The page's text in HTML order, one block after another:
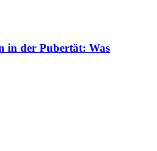
in der Pubertät: Was